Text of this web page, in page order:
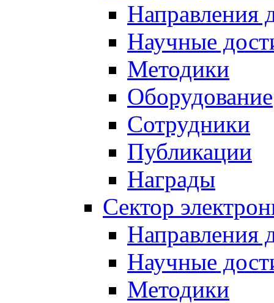
Направления
Научные
Методики
Оборудование
Сотрудники
Публикации
Награды
Сектор
Направления
Научные
Методики